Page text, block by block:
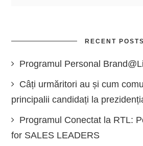
RECENT POSTS
Programul Personal
Câți urmăritori au și cum
principalii candidați la
Programul Conectat la RTL:
for SALES LEADERS